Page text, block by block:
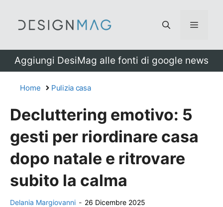
Menu
Aggiungi DesiMag alle fonti di google news
Home Pulizia casa
Decluttering emotivo: 5
gesti per riordinare casa
dopo natale e ritrovare
subito la calma
Delania Margiovanni - 26 Dicembre 2025